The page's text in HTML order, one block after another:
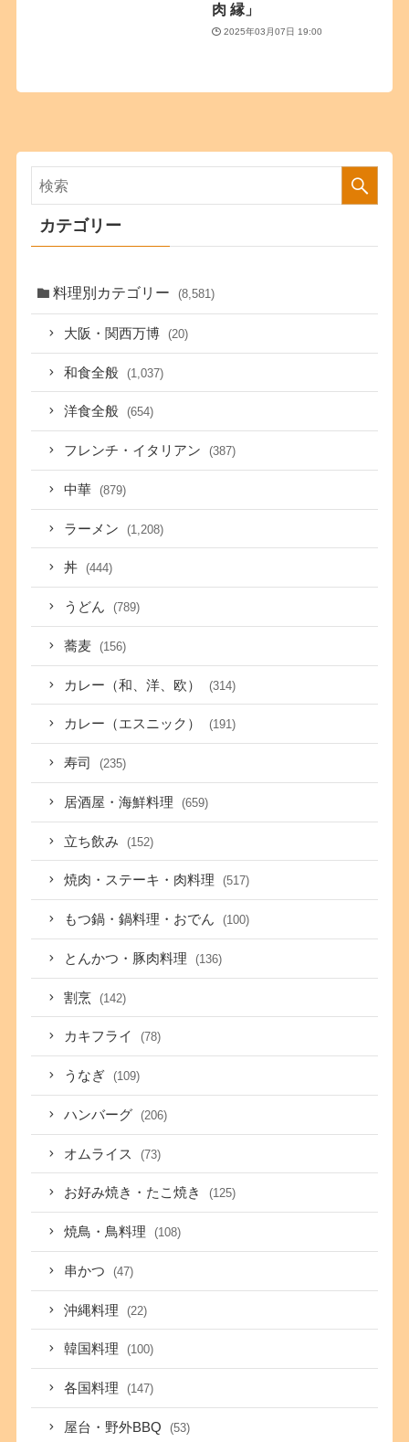
肉 縁」
2025年03月07日 19:00
カテゴリー
料理別カテゴリー (8,581)
大阪・関西万博 (20)
和食全般 (1,037)
洋食全般 (654)
フレンチ・イタリアン (387)
中華 (879)
ラーメン (1,208)
丼 (444)
うどん (789)
蕎麦 (156)
カレー（和、洋、欧） (314)
カレー（エスニック） (191)
寿司 (235)
居酒屋・海鮮料理 (659)
立ち飲み (152)
焼肉・ステーキ・肉料理 (517)
もつ鍋・鍋料理・おでん (100)
とんかつ・豚肉料理 (136)
割烹 (142)
カキフライ (78)
うなぎ (109)
ハンバーグ (206)
オムライス (73)
お好み焼き・たこ焼き (125)
焼鳥・鳥料理 (108)
串かつ (47)
沖縄料理 (22)
韓国料理 (100)
各国料理 (147)
屋台・野外BBQ (53)